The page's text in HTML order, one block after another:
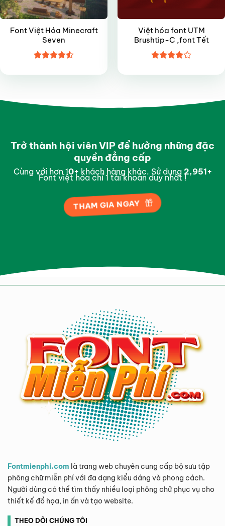
Font Việt Hóa Minecraft
Seven
hạng4.5
Việt hóa font UTM
Brushtip-C ,font Tết
xếp hạng
Trở thành hội viên VIP để hưởng những đặc
quyền đẳng cấp
Cùng với hơn 10+khách hàng khác. Sử dụng 2,997+
Font việt hóa chỉ 1 tài khoản duy nhất !
THAM GIA NGAY
Fontmienphi.com là trang web chuyên cung cấp bộ sưu tập
phông chữ miễn phí với đa dạng kiểu dáng và phong cách.
Người dùng có thể tìm thấy nhiều loại phông chữ phục vụ cho
thiết kế đồ họa, in ấn và tạo website.
THEO DÕI CHÚNG TÔI